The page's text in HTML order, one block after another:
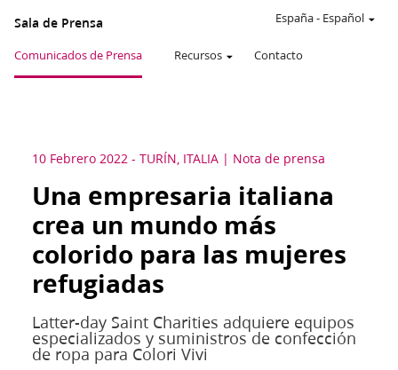
Sala de Prensa
Comunicados de Prensa Recursos Contacto
España- Español
10 Febrero 2022 - TURÍN, ITALIA Nota de prensa
Una empresaria italiana
crea un mundo más
colorido para las mujeres
refugiadas
Latter-day Saint Charities adquiere equipos
especializados y suministros de confección
de ropa para Colori Vivi